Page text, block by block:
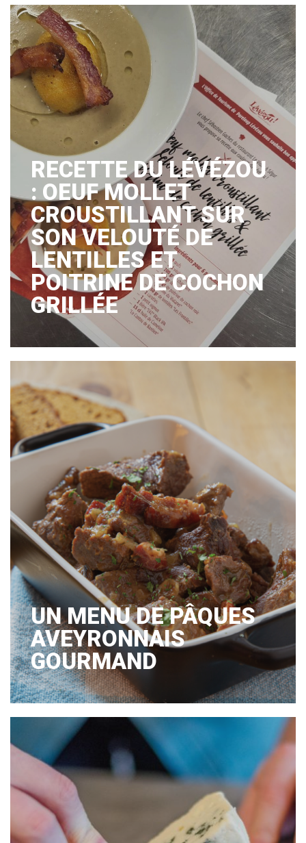
RECETTE DU LÉVÉZOU
: OEUF MOLLET
CROUSTILLANT SUR
SON VELOUTÉ DE
LENTILLES ET
POITRINE DE COCHON
GRILLÉE
UN MENU DE PÂQUES
AVEYRONNAIS
GOURMAND